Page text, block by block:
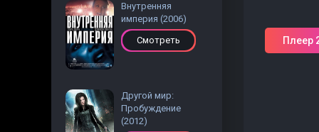
Внутренняя
империя (2006)
Смотреть
Другой мир:
Пробуждение
(2012)
Плеер